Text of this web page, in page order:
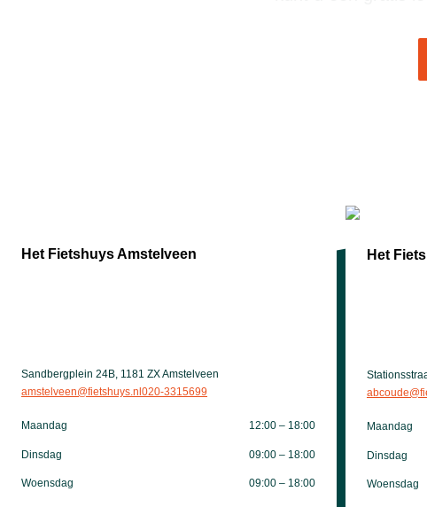
Het Fietshuys Amstelveen
Sandbergplein 24B, 1181 ZX Amstelveen
amstelveen@fietshuys.nl 020-3315699
Maandag 12:00 – 18:00
Dinsdag 09:00 – 18:00
Woensdag 09:00 – 18:00
Het
Maandag
Dinsdag
Woensdag